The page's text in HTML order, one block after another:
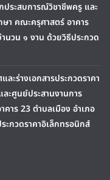
ประสบการณ์วิชาชีพครู และ
า คณะครุศาสตร์ อาคาร
นวน ๑ งาน ด้วยวิธีประกวด
ะร่างเอกสารประกวดราคา
ะศูนย์ประสานงานการ
าร 23 ตำบลเมือง อำเภอ
ะกวดราคาอิเล็กทรอนิกส์